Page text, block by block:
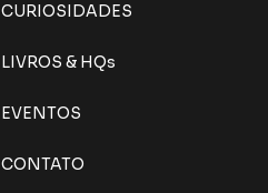
CURIOSIDADES
LIVROS & HQs
EVENTOS
CONTATO